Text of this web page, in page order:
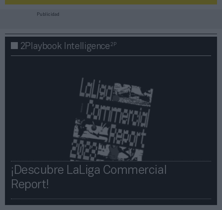
Publicidad
2Playbook Intelligence2P
¡Descubre LaLiga Commercial
Report!​​